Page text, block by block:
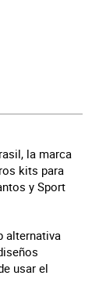
la marca
kits para
y Sport
alternativa
usar el